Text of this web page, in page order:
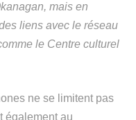
mais en
liens avec le réseau
le Centre culturel
ne se limitent pas
également au